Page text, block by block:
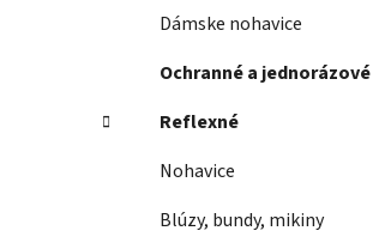
Dámske nohavice
Ochranné a jednorázové
Reflexné
Nohavice
Blúzy, bundy, mikiny